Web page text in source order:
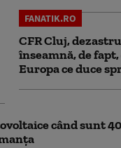
FANATIK.RO
CFR Cluj,
înseamnă, de
Europa ce duce
când sunt